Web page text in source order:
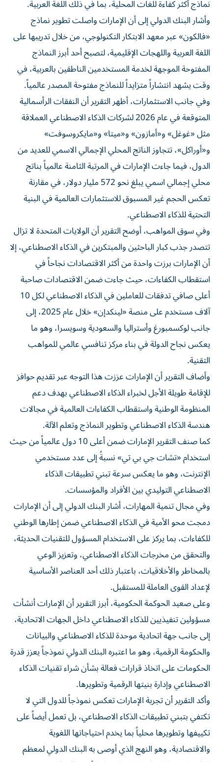
نماذج أكثر كفاءة للغات المحلية، بما في ذلك اللغة العربية.
وأشار البنك الدولي إلى أن الإمارات واصلت تطوير نماذج
«فالكون» عبر معهد الابتكار التكنولوجي، من خلال تدريبها على
اللغة العربية واللهجات الإقليمية، لتصبح أحد أبرز النماذج
المفتوحة الموجهة لخدمة المستخدمين الناطقين بالعربية، في
وقت يشهد انتشاراً متزايداً للنماذج مفتوحة المصدر عالمياً.
وفي جانب الاستثمارات، أظهر التقرير أن النفقات الرأسمالية
المتوقعة في عام 2026 لشركات الذكاء الاصطناعي العملاقة
مثل «غوغل» و«أمازون» و«ميتا» و«مايكروسوفت»
و«أوراكل»، تتجاوز الناتج المحلي الإجمالي الاسمي للعديد من
الدول، فيما جاءت الإمارات في المرتبة الثامنة عالمياً بناتج
محلي إجمالي اسمي يبلغ نحو 572 مليار دولار، في مقارنة
تعكس الحجم غير المسبوق للاستثمارات العالمية في البنية
التحتية للذكاء الاصطناعي.
وفي سوق المواهب، أوضح التقرير أن الولايات المتحدة لا تزال
تتصدر جذب كبار الباحثين والمبتكرين في الذكاء الاصطناعي، إلا
أن الإمارات برزت واحدة من أكثر الاقتصادات نجاحاً في
استقطاب الكفاءات، حيث جاءت ضمن الاقتصادات صاحبة
أعلى صافي تدفقات للعاملين في الذكاء الاصطناعي لكل 10
آلاف مستخدم على منصة «لينكدإن» خلال عام 2025، إلى
جانب لوكسمبورغ وأستراليا والسعودية وسويسرا، وهو ما
يعكس نجاح الدولة في بناء مركز تنافسي عالمي للمواهب
التقنية.
وأضاف التقرير أن الإمارات عززت هذا التوجه عبر تقديم حوافز
للإقامة طويلة الأجل لخبراء الذكاء الاصطناعي بهدف دعم
المنظومة الوطنية واستقطاب الكفاءات العالمية في مجالات
هندسة الذكاء الاصطناعي وتطوير النماذج وتعلم الآلة.
كما صنف التقرير الإمارات ضمن أعلى 10 دول عالمياً من حيث
استخدام «تشات جي بي تي» نسبةً إلى عدد مستخدمي
الإنترنت، وهو ما يعكس سرعة تبني تطبيقات الذكاء
الاصطناعي التوليدي بين الأفراد والمؤسسات.
وفي مجال تنمية المهارات، أشار البنك الدولي إلى أن الإمارات
دمجت محو الأمية في الذكاء الاصطناعي ضمن إطارها الوطني
للكفاءات، بما يركز على الاستخدام المسؤول للتقنيات الحديثة،
والتحقق من مخرجات الذكاء الاصطناعي، وتعزيز الوعي
بالمخاطر والأخلاقيات، باعتبار ذلك أحد العناصر الأساسية
لإعداد القوى العاملة للمستقبل.
وعلى صعيد الحوكمة الحكومية، أبرز التقرير أن الإمارات أنشأت
مسؤولين تنفيذيين للذكاء الاصطناعي داخل الجهات الاتحادية،
إلى جانب جهة اتحادية موحدة للذكاء الاصطناعي والبيانات
والحكومة الرقمية، وهو ما اعتبره البنك الدولي نموذجاً يعزز قدرة
الحكومات على اتخاذ قرارات فعالة بشأن شراء تقنيات الذكاء
الاصطناعي وإدارة بنيتها الرقمية وتطويرها.
وأكد التقرير أن تجربة الإمارات تعكس نموذجاً للدول التي لا
تكتفي بتبني تطبيقات الذكاء الاصطناعي، بل تعمل أيضاً على
تكييفها وتطويرها محلياً بما يخدم احتياجاتها اللغوية
والاقتصادية، وهو النهج الذي أوصى به البنك الدولي لمعظم